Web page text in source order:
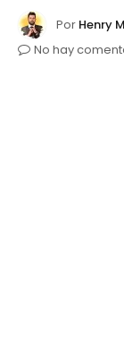
Por Henry
No hay